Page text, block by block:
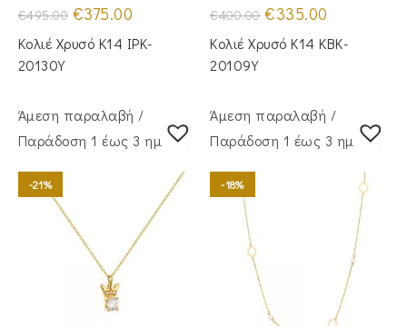
€495.00 Original
price
was:
€495.00.
€375.00
τιμή
είναι:
Κολιέ Χρυσό Κ14 IPK-
20130Y
€400.00 Original
price
was:
€400.00.
€335.00
τιμή
είναι:
Κολιέ Χρυσό Κ14 KBK-
20109Y
Άμεση παραλαβή /
Παράδoση 1 έως 3 ημέρες
-21%
Άμεση παραλαβή /
Παράδoση 1 έως 3 ημέρες
-18%